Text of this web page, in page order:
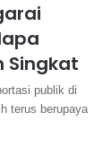
Singkat
publik di
terus berupaya